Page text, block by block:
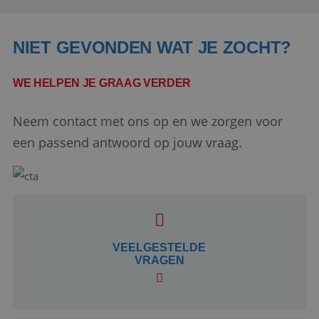
NIET GEVONDEN WAT JE ZOCHT?
WE HELPEN JE GRAAG VERDER
Neem contact met ons op en we zorgen voor
een passend antwoord op jouw vraag.
VEELGESTELDE
VRAGEN
Corporation
Google Privacy Policy